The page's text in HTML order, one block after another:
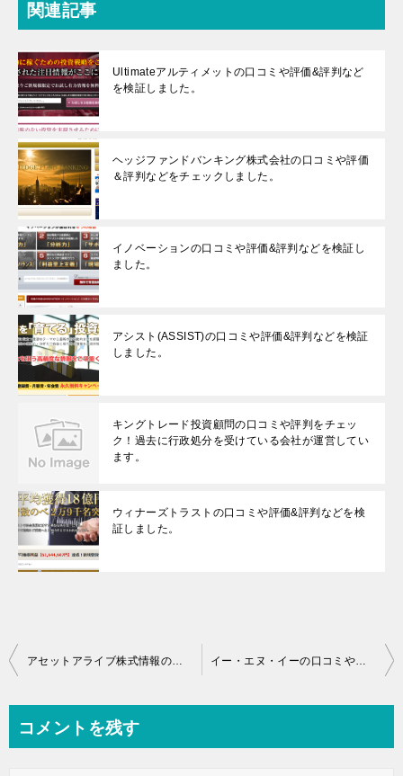
関連記事
Ultimateアルティメットの口コミや評価&評判など
を検証しました。
ヘッジファンドバンキング株式会社の口コミや評価
＆評判などをチェックしました。
イノベーションの口コミや評価&評判などを検証し
ました。
アシスト(ASSIST)の口コミや評価&評判などを検証
しました。
キングトレード投資顧問の口コミや評判をチェッ
ク！過去に行政処分を受けている会社が運営してい
ます。
ウィナーズトラストの口コミや評価&評判などを検
証しました。
投
ビ
アセットアライブ株式情報の口コミや評価＆評判などをチェックしました。 イー・エヌ・イーの口コミや評価＆評判などをチェックしました。
コメントを残す